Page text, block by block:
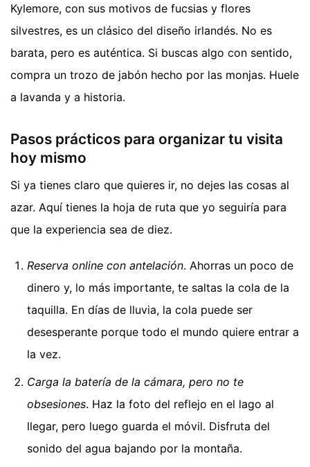
Kylemore, con sus motivos de fucsias y flores
silvestres, es un clásico del diseño irlandés. No es
barata, pero es auténtica. Si buscas algo con sentido,
compra un trozo de jabón hecho por las monjas. Huele
a lavanda y a historia.
Pasos prácticos para organizar tu visita
hoy mismo
Si ya tienes claro que quieres ir, no dejes las cosas al
azar. Aquí tienes la hoja de ruta que yo seguiría para
que la experiencia sea de diez.
Reserva online con antelación. Ahorras un poco de
dinero y, lo más importante, te saltas la cola de la
taquilla. En días de lluvia, la cola puede ser
desesperante porque todo el mundo quiere entrar a
la vez.
Carga la batería de la cámara, pero no te
obsesiones. Haz la foto del reflejo en el lago al
llegar, pero luego guarda el móvil. Disfruta del
sonido del agua bajando por la montaña.